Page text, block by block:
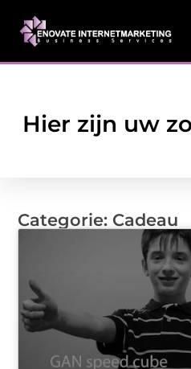
Hier zijn uw
Categorie: Cadeau